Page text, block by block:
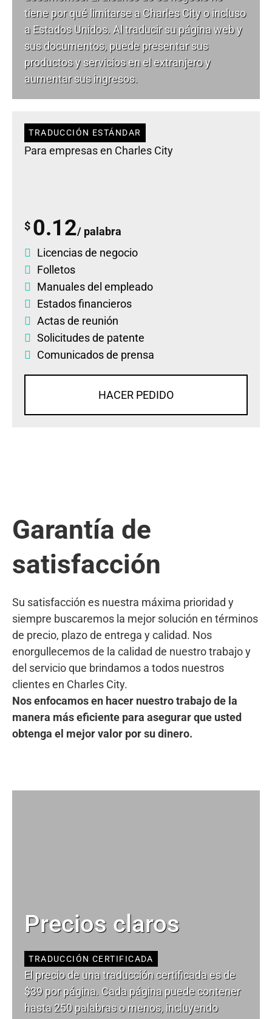
tiene por qué limitarse a Charles City o incluso
a Estados Unidos. Al traducir su página web y
sus documentos, puede presentar sus
productos y servicios en el extranjero y
aumentar sus ingresos.
TRADUCCIÓN ESTÁNDAR
Para empresas en Charles City
$ 0.12/ palabra
Licencias de negocio
Folletos
Manuales del empleado
Estados financieros
Actas de reunión
Solicitudes de patente
Comunicados de prensa
HACER PEDIDO
Garantía de
satisfacción
Su satisfacción es nuestra máxima prioridad y
siempre buscaremos la mejor solución en términos
de precio, plazo de entrega y calidad. Nos
enorgullecemos de la calidad de nuestro trabajo y
del servicio que brindamos a todos nuestros
clientes en Charles City.
Nos enfocamos en hacer nuestro trabajo de la
manera más eficiente para asegurar que usted
obtenga el mejor valor por su dinero.
Precios claros
TRADUCCIÓN CERTIFICADA
El precio de una traducción certificada es de
$39 por página. Cada página puede contener
hasta 250 palabras o menos, incluyendo